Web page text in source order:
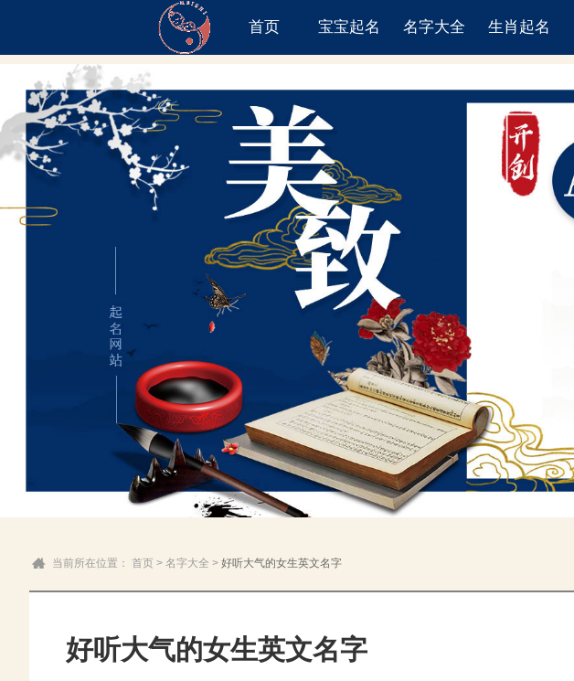
首页 宝宝起名 名字大全 生肖起名
当前所在位置： 首页 > 名字大全 > 好听大气的女生英文名字
好听大气的女生英文名字